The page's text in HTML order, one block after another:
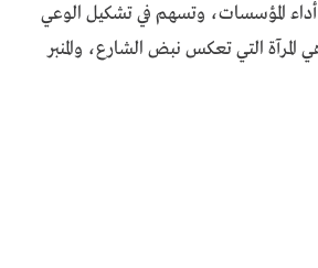
المؤسسات، وتسهم في تشكيل الوعي
المرآة التي تعكس نبض الشارع، والمنبر